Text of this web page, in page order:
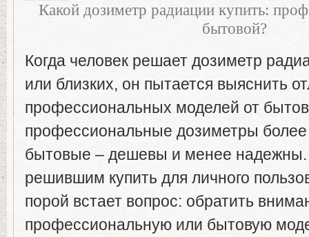
Какой дозиметр радиации купить:
бытовой?
Когда человек решает дозиметр
или близких, он пытается выяснить
профессиональных моделей от
профессиональные дозиметры более
бытовые – дешевы и менее надежны.
решившим купить для личного
порой встает вопрос: обратить
профессиональную или бытовую